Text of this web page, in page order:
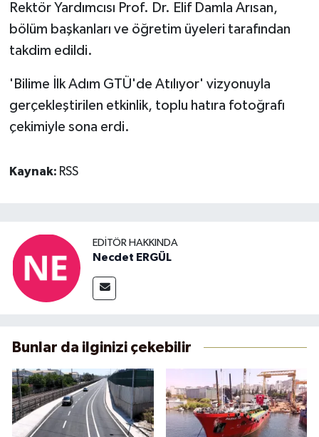
Rektör Yardımcısı Prof. Dr. Elif Damla Arısan,
bölüm başkanları ve öğretim üyeleri tarafından
takdim edildi.
'Bilime İlk Adım GTÜ'de Atılıyor' vizyonuyla
gerçekleştirilen etkinlik, toplu hatıra fotoğrafı
çekimiyle sona erdi.
Kaynak: RSS
EDITÖR HAKKINDA
Necdet ERGÜL
Bunlar da ilginizi çekebilir